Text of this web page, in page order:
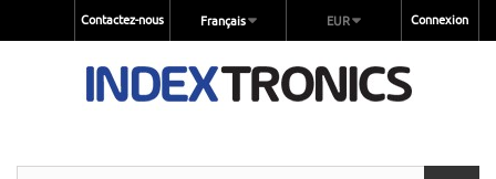
Connexion
EUR
Français
Contactez-nous